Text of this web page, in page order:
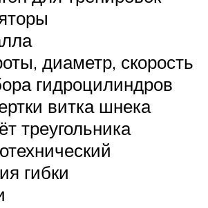
диаметр, скорость
гидроцилиндров
витка шнека
треугольника
гибки